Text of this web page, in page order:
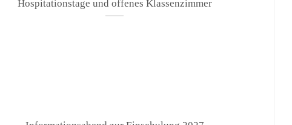
Hospitationstage und offenes Klassenzimmer